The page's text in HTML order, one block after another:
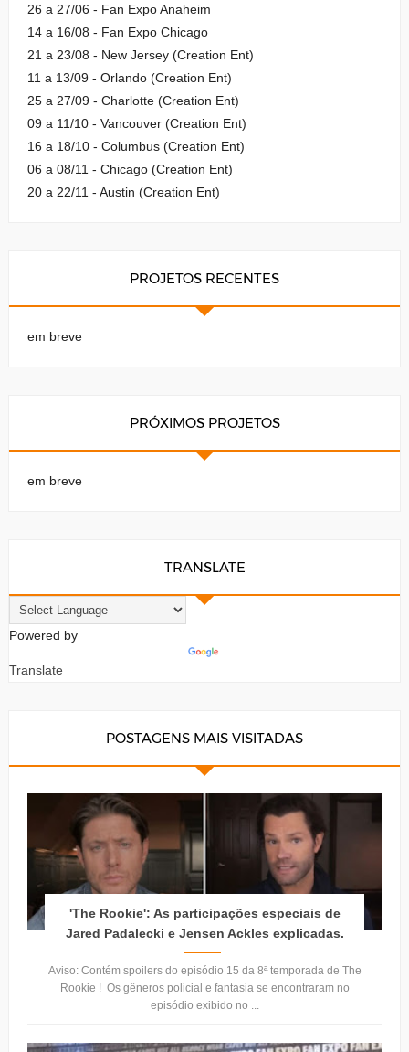
26 a 27/06 - Fan Expo Anaheim
14 a 16/08 - Fan Expo Chicago
21 a 23/08 - New Jersey (Creation Ent)
11 a 13/09 - Orlando (Creation Ent)
25 a 27/09 - Charlotte (Creation Ent)
09 a 11/10 - Vancouver (Creation Ent)
16 a 18/10 - Columbus (Creation Ent)
06 a 08/11 - Chicago (Creation Ent)
20 a 22/11 - Austin (Creation Ent)
PROJETOS RECENTES
em breve
PRÓXIMOS PROJETOS
em breve
TRANSLATE
Powered by
Translate
POSTAGENS MAIS VISITADAS
'The Rookie': As participações especiais de
Jared Padalecki e Jensen Ackles explicadas.
Aviso: Contém spoilers do episódio 15 da 8ª temporada de The
Rookie ! Os gêneros policial e fantasia se encontraram no
episódio exibido no ...